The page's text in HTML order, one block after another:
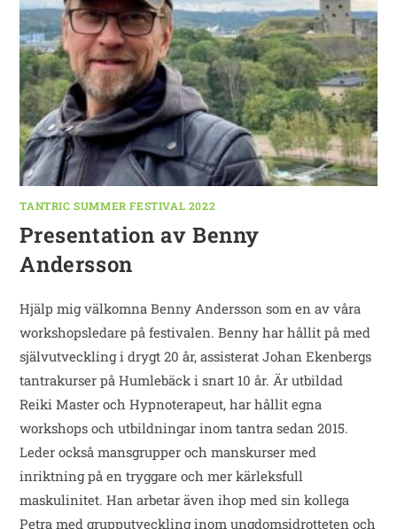
TANTRIC SUMMER FESTIVAL 2022
Presentation av Benny
Andersson
Hjälp mig välkomna Benny Andersson som en av våra
workshopsledare på festivalen. Benny har hållit på med
självutveckling i drygt 20 år, assisterat Johan Ekenbergs
tantrakurser på Humlebäck i snart 10 år. Är utbildad
Reiki Master och Hypnoterapeut, har hållit egna
workshops och utbildningar inom tantra sedan 2015.
Leder också mansgrupper och manskurser med
inriktning på en tryggare och mer kärleksfull
maskulinitet. Han arbetar även ihop med sin kollega
Petra med grupputveckling inom ungdomsidrotteten och